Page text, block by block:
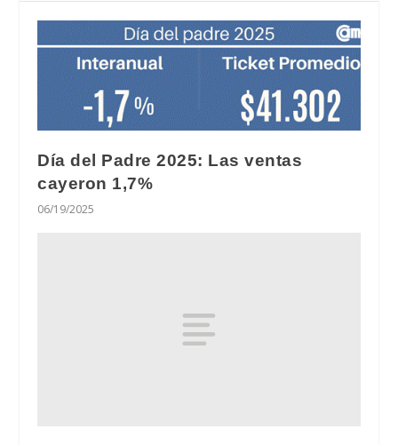
Día del Padre 2025: Las ventas
cayeron 1,7%
06/19/2025